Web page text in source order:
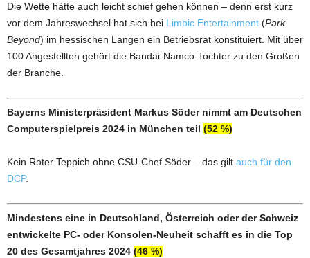
Die Wette hätte auch leicht schief gehen können – denn erst kurz
vor dem Jahreswechsel hat sich bei Limbic Entertainment (Park
Beyond) im hessischen Langen ein Betriebsrat konstituiert. Mit über
100 Angestellten gehört die Bandai-Namco-Tochter zu den Großen
der Branche.
Bayerns Ministerpräsident Markus Söder nimmt am Deutschen
Computerspielpreis 2024 in München teil (52 %)
Kein Roter Teppich ohne CSU-Chef Söder – das gilt auch für den
DCP.
Mindestens eine in Deutschland, Österreich oder der Schweiz
entwickelte PC- oder Konsolen-Neuheit schafft es in die Top
20 des Gesamtjahres 2024 (46 %)